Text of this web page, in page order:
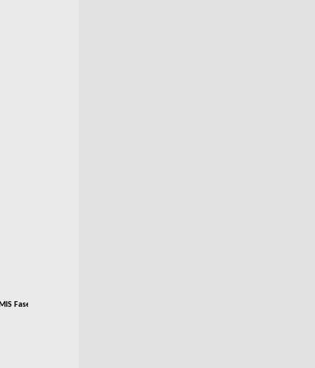
Fase di lavaggio impianto